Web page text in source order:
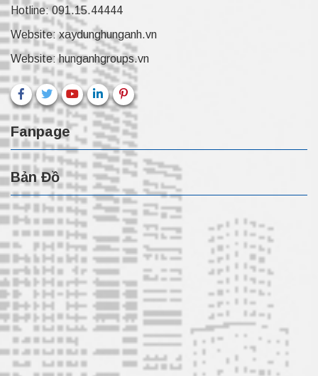
Hotline:091.15.44444
Website:xaydunghunganh.vn
Website:hunganhgroups.vn
Fanpage
Bản Đồ